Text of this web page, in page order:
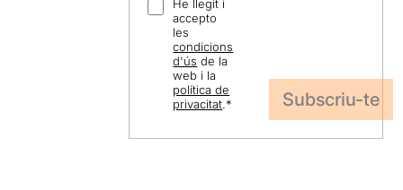
He llegit i
accepto
les
condicions
d'ús de la
web i la
política de
privacitat.*